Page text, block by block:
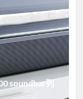
soundbar列